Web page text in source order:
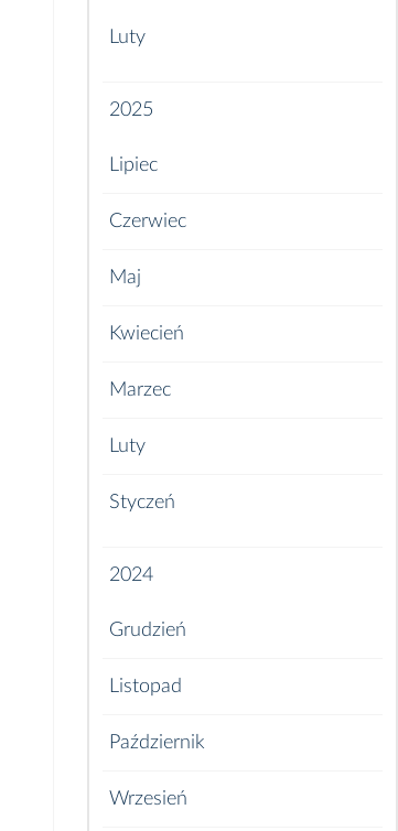
Luty
2025
Lipiec
Czerwiec
Maj
Kwiecień
Marzec
Luty
Styczeń
2024
Grudzień
Listopad
Październik
Wrzesień